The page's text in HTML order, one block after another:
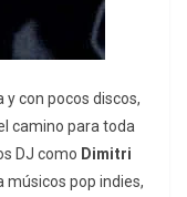
y con pocos discos,
camino para toda
DJ como Dimitri
músicos pop indies,